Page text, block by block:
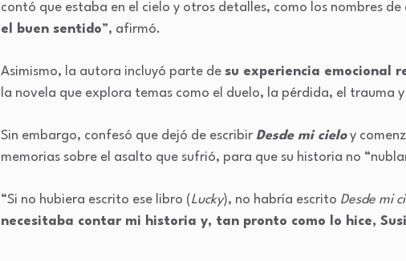
contó que estaba en el cielo y otros detalles, como los nombres de
el buen sentido”, afirmó.
Asimismo, la autora incluyó parte de su experiencia emocional
la novela que explora temas como el duelo, la pérdida, el trauma
Sin embargo, confesó que dejó de escribir Desde mi cieloy
memorias sobre el asalto que sufrió, para que su historia no
“Si no hubiera escrito ese libro (Lucky), no habría escrito Desde mi
necesitaba contar mi historia y, tan pronto como lo hice,